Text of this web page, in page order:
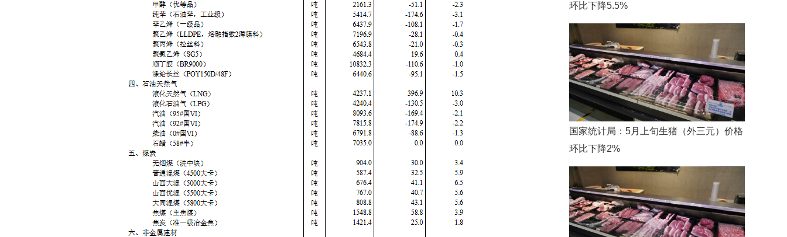
环比下降5.5%
国家统计局：5月上旬生猪（外三元）价格
环比下降2%